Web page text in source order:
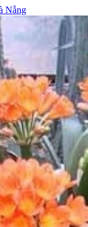
Nẵng